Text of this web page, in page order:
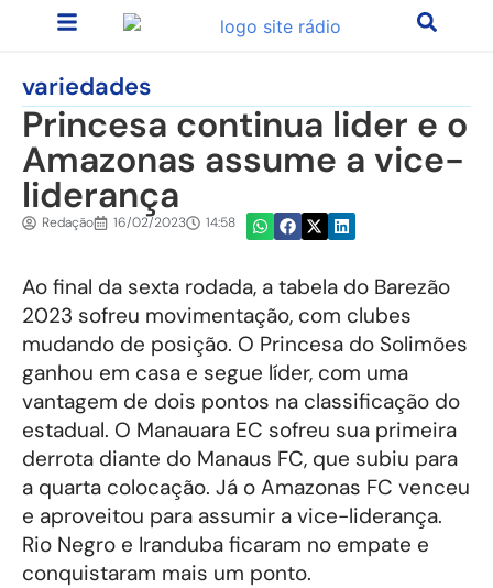
variedades
Princesa continua lider e o
Amazonas assume a vice-
liderança
Redação 16/02/2023 14:58
Ao final da sexta rodada, a tabela do Barezão
2023 sofreu movimentação, com clubes
mudando de posição. O Princesa do Solimões
ganhou em casa e segue líder, com uma
vantagem de dois pontos na classificação do
estadual. O Manauara EC sofreu sua primeira
derrota diante do Manaus FC, que subiu para
a quarta colocação. Já o Amazonas FC venceu
e aproveitou para assumir a vice-liderança.
Rio Negro e Iranduba ficaram no empate e
conquistaram mais um ponto.